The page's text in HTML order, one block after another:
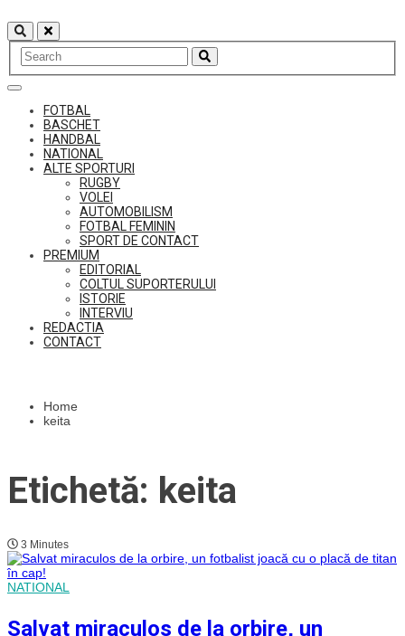
to
content
FOTBAL
BASCHET
HANDBAL
NATIONAL
ALTE SPORTURI
RUGBY
VOLEI
AUTOMOBILISM
FOTBAL FEMININ
SPORT DE CONTACT
PREMIUM
EDITORIAL
COLTUL SUPORTERULUI
ISTORIE
INTERVIU
REDACTIA
CONTACT
Home
keita
Etichetă: keita
3 Minutes
NATIONAL
Salvat miraculos de la orbire, un